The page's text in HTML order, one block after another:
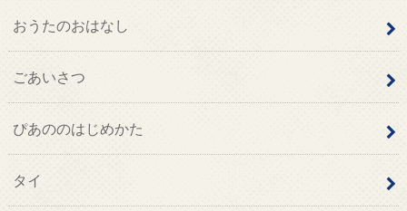
おうたのおはなし
ごあいさつ
ぴあののはじめかた
タイ